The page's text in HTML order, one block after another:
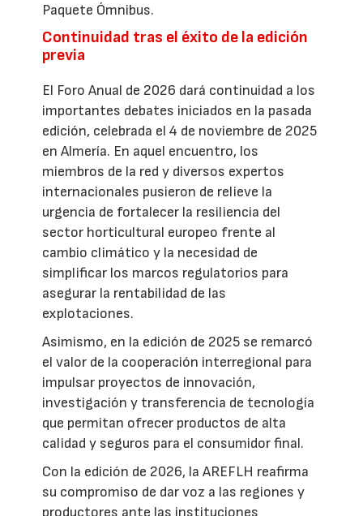
Paquete Ómnibus.
Continuidad tras el éxito de la edición
previa
El Foro Anual de 2026 dará continuidad a los
importantes debates iniciados en la pasada
edición, celebrada el 4 de noviembre de 2025
en Almería. En aquel encuentro, los
miembros de la red y diversos expertos
internacionales pusieron de relieve la
urgencia de fortalecer la resiliencia del
sector horticultural europeo frente al
cambio climático y la necesidad de
simplificar los marcos regulatorios para
asegurar la rentabilidad de las
explotaciones.
Asimismo, en la edición de 2025 se remarcó
el valor de la cooperación interregional para
impulsar proyectos de innovación,
investigación y transferencia de tecnología
que permitan ofrecer productos de alta
calidad y seguros para el consumidor final.
Con la edición de 2026, la AREFLH reafirma
su compromiso de dar voz a las regiones y